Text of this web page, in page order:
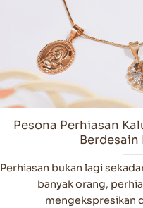
Pesona Perhiasan
Berdesain
Perhiasan bukan lagi
banyak orang,
mengekspresikan